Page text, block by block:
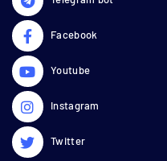
Facebook
Youtube
Instagram
Twitter